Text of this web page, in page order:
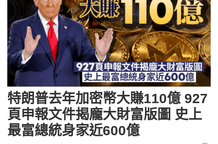
特朗普去年加密幣大賺110億 927
頁申報文件揭龐大財富版圖 史上
最富總統身家近600億